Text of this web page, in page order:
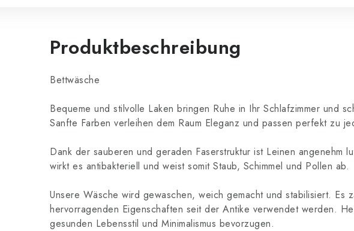
Produktbeschreibung
Bettwäsche
Bequeme und stilvolle Laken bringen Ruhe in Ihr Schlafzimmer und
Sanfte Farben verleihen dem Raum Eleganz und passen perfekt zu
Dank der sauberen und geraden Faserstruktur ist Leinen angenehm
wirkt es antibakteriell und weist somit Staub, Schimmel und Pollen ab.
Unsere Wäsche wird gewaschen, weich gemacht und stabilisiert.
hervorragenden Eigenschaften seit der Antike verwendet werden.
gesunden Lebensstil und Minimalismus bevorzugen.